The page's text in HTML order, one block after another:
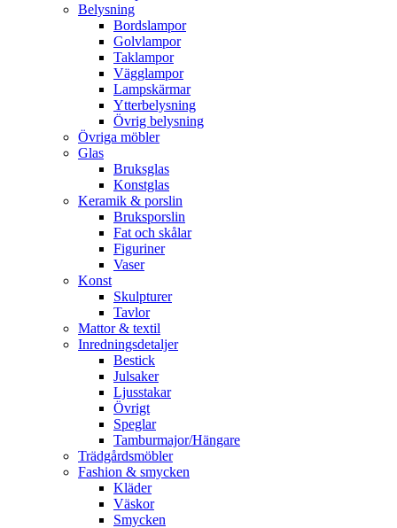
Belysning
Bordslampor
Golvlampor
Taklampor
Vägglampor
Lampskärmar
Ytterbelysning
Övrig belysning
Övriga möbler
Glas
Bruksglas
Konstglas
Keramik & porslin
Bruksporslin
Fat och skålar
Figuriner
Vaser
Konst
Skulpturer
Tavlor
Mattor & textil
Inredningsdetaljer
Bestick
Julsaker
Ljusstakar
Övrigt
Speglar
Tamburmajor/Hängare
Trädgårdsmöbler
Fashion & smycken
Kläder
Väskor
Smycken